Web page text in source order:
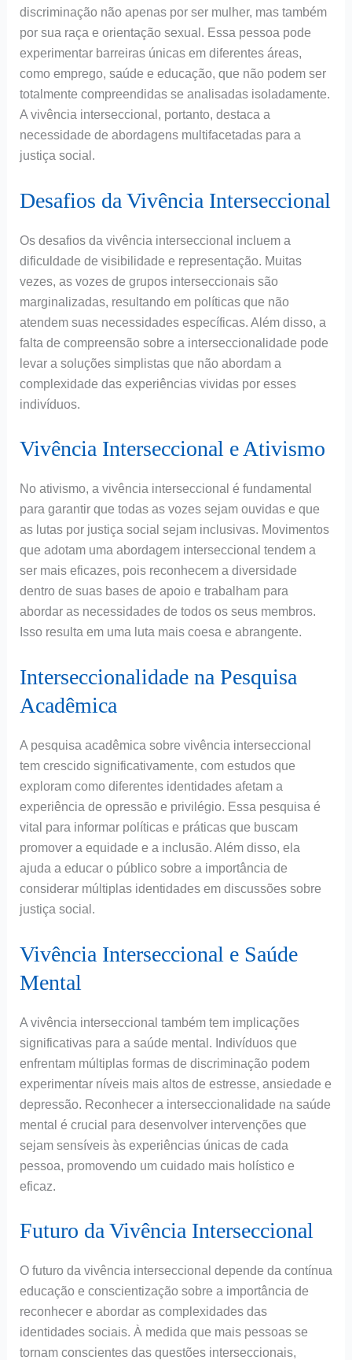
discriminação não apenas por ser mulher, mas também
por sua raça e orientação sexual. Essa pessoa pode
experimentar barreiras únicas em diferentes áreas,
como emprego, saúde e educação, que não podem ser
totalmente compreendidas se analisadas isoladamente.
A vivência interseccional, portanto, destaca a
necessidade de abordagens multifacetadas para a
justiça social.
Desafios da Vivência Interseccional
Os desafios da vivência interseccional incluem a
dificuldade de visibilidade e representação. Muitas
vezes, as vozes de grupos interseccionais são
marginalizadas, resultando em políticas que não
atendem suas necessidades específicas. Além disso, a
falta de compreensão sobre a interseccionalidade pode
levar a soluções simplistas que não abordam a
complexidade das experiências vividas por esses
indivíduos.
Vivência Interseccional e Ativismo
No ativismo, a vivência interseccional é fundamental
para garantir que todas as vozes sejam ouvidas e que
as lutas por justiça social sejam inclusivas. Movimentos
que adotam uma abordagem interseccional tendem a
ser mais eficazes, pois reconhecem a diversidade
dentro de suas bases de apoio e trabalham para
abordar as necessidades de todos os seus membros.
Isso resulta em uma luta mais coesa e abrangente.
Interseccionalidade na Pesquisa
Acadêmica
A pesquisa acadêmica sobre vivência interseccional
tem crescido significativamente, com estudos que
exploram como diferentes identidades afetam a
experiência de opressão e privilégio. Essa pesquisa é
vital para informar políticas e práticas que buscam
promover a equidade e a inclusão. Além disso, ela
ajuda a educar o público sobre a importância de
considerar múltiplas identidades em discussões sobre
justiça social.
Vivência Interseccional e Saúde
Mental
A vivência interseccional também tem implicações
significativas para a saúde mental. Indivíduos que
enfrentam múltiplas formas de discriminação podem
experimentar níveis mais altos de estresse, ansiedade e
depressão. Reconhecer a interseccionalidade na saúde
mental é crucial para desenvolver intervenções que
sejam sensíveis às experiências únicas de cada
pessoa, promovendo um cuidado mais holístico e
eficaz.
Futuro da Vivência Interseccional
O futuro da vivência interseccional depende da contínua
educação e conscientização sobre a importância de
reconhecer e abordar as complexidades das
identidades sociais. À medida que mais pessoas se
tornam conscientes das questões interseccionais,